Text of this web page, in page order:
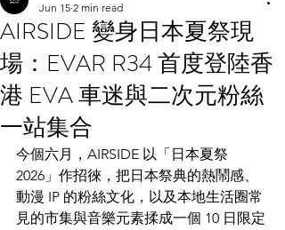
AIRSIDE 變身日本夏祭現
場：EVAR R34 首度登陸香
港 EVA 車迷與二次元粉絲
一站集合
Jun 15 2 min read
今個六月，AIRSIDE 以「日本夏祭
2026」作招徠，把日本祭典的熱鬧感、
動漫 IP 的粉絲文化，以及本地生活圈常
見的市集與音樂元素揉成一個 10 日限定